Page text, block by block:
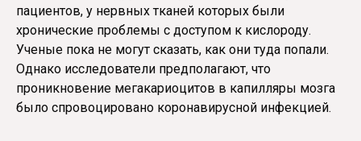
пациентов, у нервных тканей которых были
хронические проблемы с доступом к кислороду.
Ученые пока не могут сказать, как они туда попали.
Однако исследователи предполагают, что
проникновение мегакариоцитов в капилляры мозга
было спровоцировано коронавирусной инфекцией.